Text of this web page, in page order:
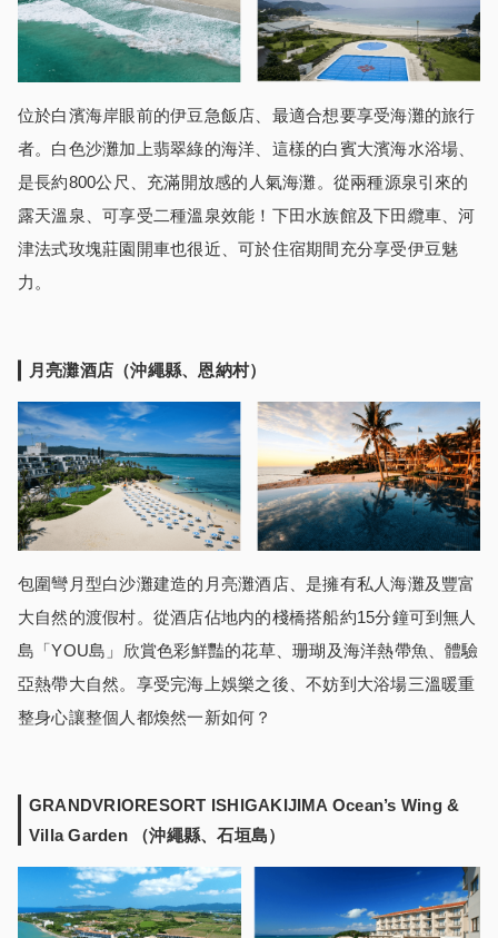
位於白濱海岸眼前的伊豆急飯店、最適合想要享受海灘的旅行
者。白色沙灘加上翡翠綠的海洋、這樣的白賓大濱海水浴場、
是長約800公尺、充滿開放感的人氣海灘。從兩種源泉引來的
露天溫泉、可享受二種溫泉效能！下田水族館及下田纜車、河
津法式玫塊莊園開車也很近、可於住宿期間充分享受伊豆魅
力。
月亮灘酒店（沖繩縣、恩納村）
包圍彎月型白沙灘建造的月亮灘酒店、是擁有私人海灘及豐富
大自然的渡假村。從酒店佔地内的棧橋搭船約15分鐘可到無人
島「YOU島」欣賞色彩鮮豔的花草、珊瑚及海洋熱帶魚、體驗
亞熱帶大自然。享受完海上娛樂之後、不妨到大浴場三溫暖重
整身心讓整個人都煥然一新如何？
GRANDVRIORESORT ISHIGAKIJIMA Ocean’s Wing &
Villa Garden （沖繩縣、石垣島）